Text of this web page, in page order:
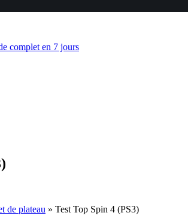
complet en 7 jours
de plateau » Test Top Spin 4 (PS3)